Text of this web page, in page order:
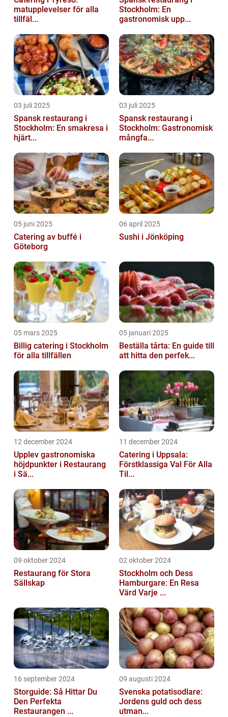
matupplevelser för alla
tillfäl...
Stockholm: En
gastronomisk upp...
03 juli 2025
Spansk restaurang i
Stockholm: En smakresa i
hjärt...
03 juli 2025
Spansk restaurang i
Stockholm: Gastronomisk
mångfa...
05 juni 2025
Catering av buffé i
Göteborg
06 april 2025
Sushi i Jönköping
05 mars 2025
Billig catering i Stockholm
för alla tillfällen
05 januari 2025
Beställa tårta: En guide till
att hitta den perfek...
12 december 2024
Upplev gastronomiska
höjdpunkter i Restaurang
i Sä...
11 december 2024
Catering i Uppsala:
Förstklassiga Val För Alla
Til...
09 oktober 2024
Restaurang för Stora
Sällskap
02 oktober 2024
Stockholm och Dess
Hamburgare: En Resa
Värd Varje ...
16 september 2024
Storguide: Så Hittar Du
Den Perfekta
Restaurangen ...
09 augusti 2024
Svenska potatisodlare:
Jordens guld och dess
utman...